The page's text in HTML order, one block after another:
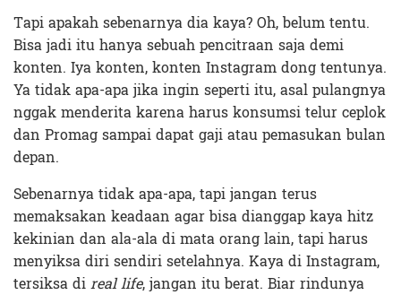
Tapi apakah sebenarnya dia kaya? Oh, belum tentu.
Bisa jadi itu hanya sebuah pencitraan saja demi
konten. Iya konten, konten Instagram dong tentunya.
Ya tidak apa-apa jika ingin seperti itu, asal pulangnya
nggak menderita karena harus konsumsi telur ceplok
dan Promag sampai dapat gaji atau pemasukan bulan
depan.
Sebenarnya tidak apa-apa, tapi jangan terus
memaksakan keadaan agar bisa dianggap kaya hitz
kekinian dan ala-ala di mata orang lain, tapi harus
menyiksa diri sendiri setelahnya. Kaya di Instagram,
tersiksa direal life, jangan itu berat. Biar rindunya